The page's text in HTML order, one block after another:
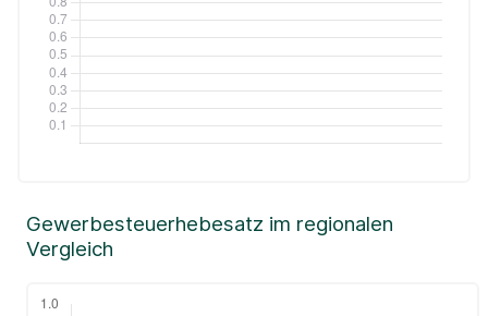
Gewerbesteuerhebesatz im regionalen
Vergleich